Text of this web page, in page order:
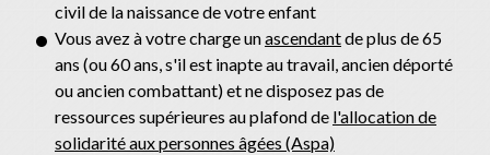
civil de la naissance de votre enfant
Vous avez à votre charge unascendantde plus de 65
ans (ou 60 ans, s'il est inapte au travail, ancien déporté
ou ancien combattant) et ne disposez pas de
ressources supérieures au plafond de l'allocation de
solidarité aux personnes âgées (Aspa)